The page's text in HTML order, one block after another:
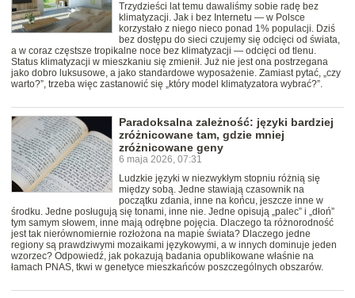
Trzydzieści lat temu dawaliśmy sobie radę bez
klimatyzacji. Jak i bez Internetu — w Polsce
korzystało z niego nieco ponad 1% populacji. Dziś
bez dostępu do sieci czujemy się odcięci od świata,
a w coraz częstsze tropikalne noce bez klimatyzacji — odcięci od tlenu.
Status klimatyzacji w mieszkaniu się zmienił. Już nie jest ona postrzegana
jako dobro luksusowe, a jako standardowe wyposażenie. Zamiast pytać, „czy
warto?”, trzeba więc zastanowić się „który model klimatyzatora wybrać?”.
Paradoksalna zależność: języki bardziej
zróżnicowane tam, gdzie mniej
zróżnicowane geny
6 maja 2026, 07:31
Ludzkie języki w niezwykłym stopniu różnią się
między sobą. Jedne stawiają czasownik na
początku zdania, inne na końcu, jeszcze inne w
środku. Jedne posługują się tonami, inne nie. Jedne opisują „palec” i „dłoń”
tym samym słowem, inne mają odrębne pojęcia. Dlaczego ta różnorodność
jest tak nierównomiernie rozłożona na mapie świata? Dlaczego jedne
regiony są prawdziwymi mozaikami językowymi, a w innych dominuje jeden
wzorzec? Odpowiedź, jak pokazują badania opublikowane właśnie na
łamach PNAS, tkwi w genetyce mieszkańców poszczególnych obszarów.